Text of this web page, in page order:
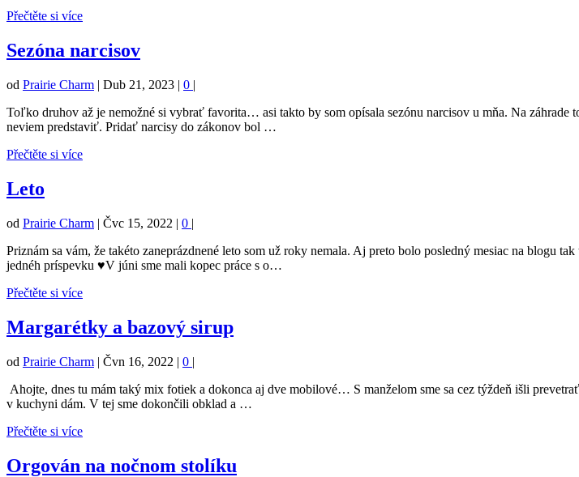
Přečtěte si více
Sezóna narcisov
od Prairie Charm | Dub 21, 2023 | 0 |
Toľko druhov až je nemožné si vybrať favorita… asi takto by som opísala sezónu narcisov u mňa. Na záhrade
neviem predstaviť. Pridať narcisy do zákonov bol …
Přečtěte si více
Leto
od Prairie Charm | Čvc 15, 2022 | 0 |
Priznám sa vám, že takéto zaneprázdnené leto som už roky nemala. Aj preto bolo posledný mesiac na blogu
jednéh príspevku ♥V júni sme mali kopec práce s o…
Přečtěte si více
Margarétky a bazový sirup
od Prairie Charm | Čvn 16, 2022 | 0 |
Ahojte, dnes tu mám taký mix fotiek a dokonca aj dve mobilové… S manželom sme sa cez týždeň išli
v kuchyni dám. V tej sme dokončili obklad a …
Přečtěte si více
Orgován na nočnom stolíku